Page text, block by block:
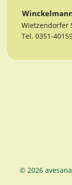
Wietzendorfer
Tel. 0351-
© 2026